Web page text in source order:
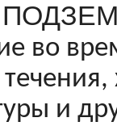
во
и